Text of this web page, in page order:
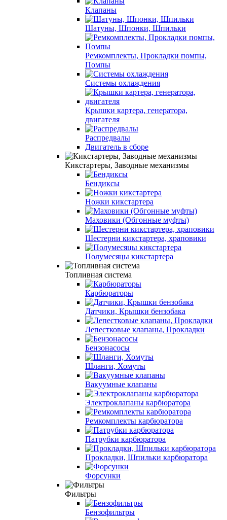
Клапаны
Шатуны, Шпонки, Шпильки
Ремкомплекты, Прокладки помпы,
Помпы
Системы охлаждения
Крышки картера, генератора,
двигателя
Распредвалы
Двигатель в сборе
Кикстартеры, Заводные механизмы
Бендиксы
Ножки кикстартера
Маховики (Обгонные муфты)
Шестерни кикстартера, храповики
Полумесяцы кикстартера
Топливная система
Карбюраторы
Датчики, Крышки бензобака
Лепестковые клапаны, Прокладки
Бензонасосы
Шланги, Хомуты
Вакуумные клапаны
Электроклапаны карбюратора
Ремкомплекты карбюратора
Патрубки карбюратора
Прокладки, Шпильки карбюратора
Форсунки
Фильтры
Бензофильтры